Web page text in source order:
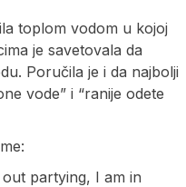
toplom vodom u kojoj
je savetovala da
Poručila je i da najbolji
vode” i “ranije odete
partying, I am in